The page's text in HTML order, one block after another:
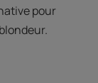
pour